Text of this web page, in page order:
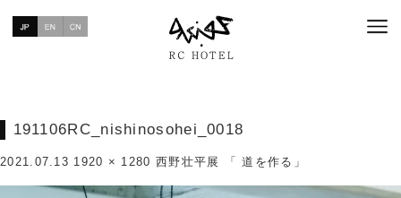
191106RC_nishinosohei_0018
2021.07.13 1920 × 1280 西野壮平展 「 道を作る」